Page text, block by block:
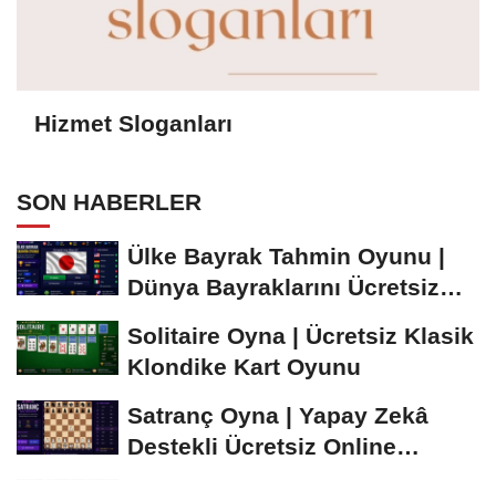
Hizmet Sloganları
SON HABERLER
Ülke Bayrak Tahmin Oyunu |
Dünya Bayraklarını Ücretsiz
Solitaire Oyna | Ücretsiz Klasik
Klondike Kart Oyunu
Satranç Oyna | Yapay Zekâ
Destekli Ücretsiz Online